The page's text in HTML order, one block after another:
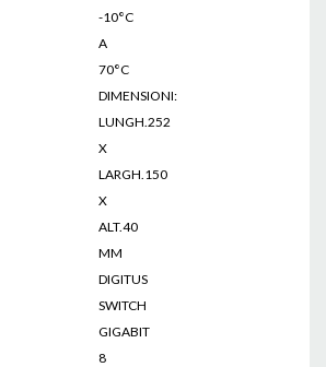
-10°C
A
70°C
DIMENSIONI:
LUNGH.252
X
LARGH.150
X
ALT.40
MM
DIGITUS
SWITCH
GIGABIT
8